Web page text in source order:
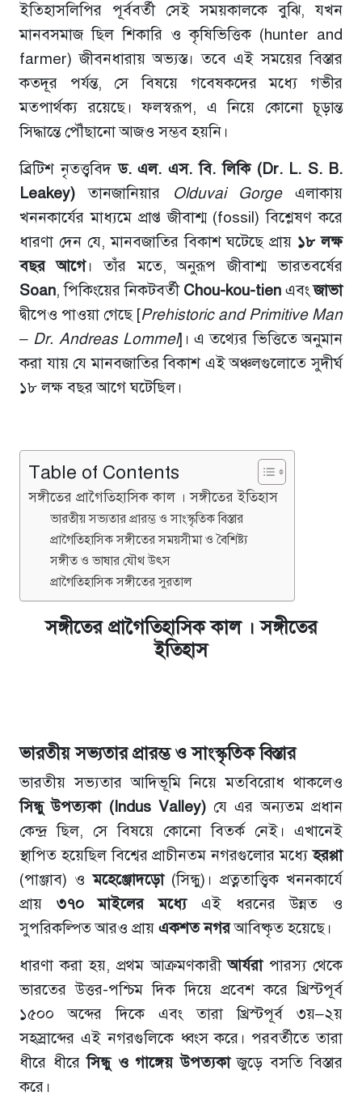
ইতিহাসলিপির পূর্ববর্তী সেই সময়কালকে বুঝি, যখন
মানবসমাজ ছিল শিকারি ও কৃষিভিত্তিক (hunter and
farmer) জীবনধারায় অভ্যস্ত। তবে এই সময়ের বিস্তার
কতদূর পর্যন্ত, সে বিষয়ে গবেষকদের মধ্যে গভীর
মতপার্থক্য রয়েছে। ফলস্বরূপ, এ নিয়ে কোনো চূড়ান্ত
সিদ্ধান্তে পৌঁছানো আজও সম্ভব হয়নি।
ব্রিটিশ নৃতত্ত্ববিদড.এল.এস.বি.লিকি(Dr. L. S. B.
Leakey) তানজানিয়ার Olduvai Gorgeএলাকায়
খননকার্যের মাধ্যমে প্রাপ্ত জীবাশ্ম (fossil) বিশ্লেষণ করে
ধারণা দেন যে, মানবজাতির বিকাশ ঘটেছে প্রায় ১৮ লক্ষ
বছর
আগে। তাঁর মতে, অনুরূপ জীবাশ্ম ভারতবর্ষের
Soan, পিকিংয়ের নিকটবর্তী Chou-kou-tien এবংজাভা
দ্বীপেও পাওয়া গেছে [Prehistoric and Primitive Man
– Dr. Andreas Lommel]। এ তথ্যের ভিত্তিতে অনুমান
করা যায় যে মানবজাতির বিকাশ এই অঞ্চলগুলোতে সুদীর্ঘ
১৮ লক্ষ বছর আগে ঘটেছিল।
Table of Contents
সঙ্গীতের প্রাগৈতিহাসিক কাল । সঙ্গীতের ইতিহাস
ভারতীয় সভ্যতার প্রারম্ভ ও সাংস্কৃতিক বিস্তার
প্রাগৈতিহাসিক সঙ্গীতের সময়সীমা ও বৈশিষ্ট্য
সঙ্গীত ও ভাষার যৌথ উৎস
প্রাগৈতিহাসিক সঙ্গীতের সুরতাল
সঙ্গীতের প্রাগৈতিহাসিক কাল । সঙ্গীতের
ইতিহাস
ভারতীয় সভ্যতার প্রারম্ভ ও সাংস্কৃতিক বিস্তার
ভারতীয় সভ্যতার আদিভূমি নিয়ে মতবিরোধ থাকলেও
সিন্ধু উপত্যকা(Indus Valley)যে এর অন্যতম প্রধান
কেন্দ্র ছিল, সে বিষয়ে কোনো বিতর্ক নেই। এখানেই
স্থাপিত হয়েছিল বিশ্বের প্রাচীনতম নগরগুলোর মধ্যেহরপ্পা
(পাঞ্জাব) ওমহেঞ্জোদড়ো(সিন্ধু)। প্রত্নতাত্ত্বিক খননকার্যে
প্রায় ৩৭০ মাইলের মধ্যেএই ধরনের উন্নত ও
সুপরিকল্পিত আরও প্রায় একশত নগরআবিষ্কৃত হয়েছে।
ধারণা করা হয়, প্রথম আক্রমণকারীআর্যরাপারস্য থেকে
ভারতের উত্তর-পশ্চিম দিক দিয়ে প্রবেশ করে খ্রিস্টপূর্ব
১৫০০ অব্দের দিকে এবং তারা খ্রিস্টপূর্ব ৩য়–২য়
সহস্রাব্দের এই নগরগুলিকে ধ্বংস করে। পরবর্তীতে তারা
ধীরে ধীরেসিন্ধু ও গাঙ্গেয় উপত্যকাজুড়ে বসতি বিস্তার
করে।